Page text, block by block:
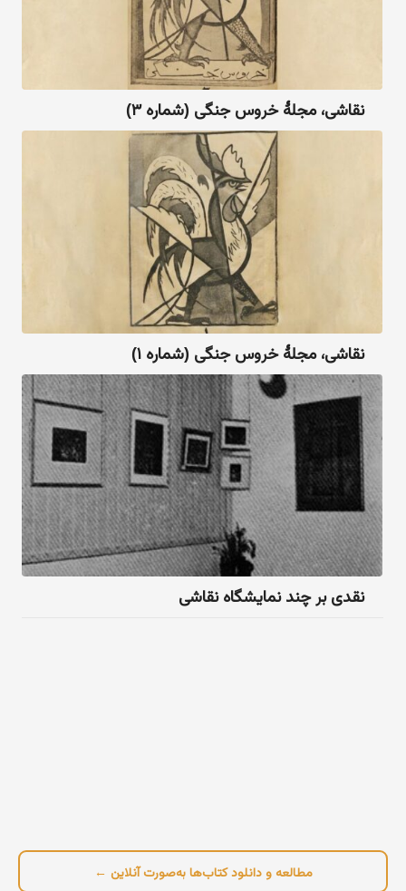
نقاشی، مجلهٔ خروس جنگی (شماره ۳)
نقاشی، مجلهٔ خروس جنگی (شماره ۱)
نقدی بر چند نمایشگاه نقاشی
مطالعه و دانلود کتاب‌ها به‌صورت آنلاین ←